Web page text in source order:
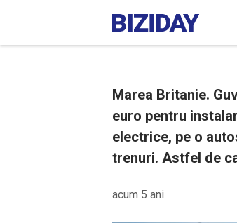
Marea Britanie.
euro pentru
electrice, pe o
trenuri. Astfel de
acum 5 ani